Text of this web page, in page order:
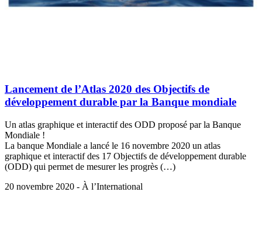
Lancement de l’Atlas 2020 des Objectifs de
développement durable par la Banque mondiale
Un atlas graphique et interactif des ODD proposé par la Banque
Mondiale !
La banque Mondiale a lancé le 16 novembre 2020 un atlas
graphique et interactif des 17 Objectifs de développement durable
(ODD) qui permet de mesurer les progrès (…)
20 novembre 2020 - À l’International